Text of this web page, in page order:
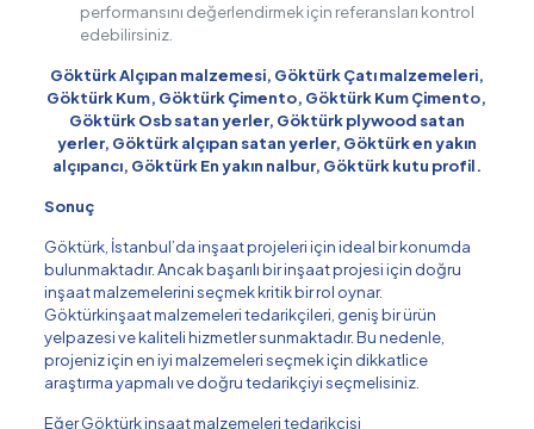
performansını değerlendirmek için referansları kontrol
edebilirsiniz.
Göktürk Alçıpan malzemesi, Göktürk Çatı malzemeleri,
Göktürk Kum, Göktürk Çimento, Göktürk Kum Çimento,
Göktürk Osb satan yerler, Göktürk plywood satan
yerler, Göktürk alçıpan satan yerler, Göktürk en yakın
alçıpancı, Göktürk En yakın nalbur, Göktürk kutu profil.
Sonuç
Göktürk, İstanbul’da inşaat projeleri için ideal bir konumda
bulunmaktadır. Ancak başarılı bir inşaat projesi için doğru
inşaat malzemelerini seçmek kritik bir rol oynar.
Göktürkinşaat malzemeleri tedarikçileri, geniş bir ürün
yelpazesi ve kaliteli hizmetler sunmaktadır. Bu nedenle,
projeniz için en iyi malzemeleri seçmek için dikkatlice
araştırma yapmalı ve doğru tedarikçiyi seçmelisiniz.
Eğer Göktürk inşaat malzemeleri tedarikçisi